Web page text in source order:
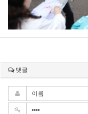
댓글